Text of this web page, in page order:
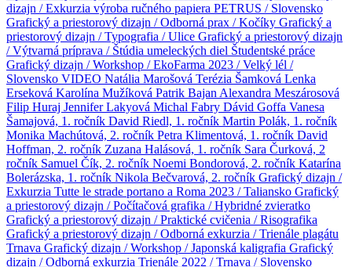
dizajn / Exkurzia výroba ručného papiera PETRUS / Slovensko
Grafický a priestorový dizajn / Odborná prax / Kočíky Grafický a
priestorový dizajn / Typografia / Ulice Grafický a priestorový dizajn
/ Výtvarná príprava / Štúdia umeleckých diel Študentské práce
Grafický dizajn / Workshop / EkoFarma 2023 / Velký lél /
Slovensko VIDEO Natália Marošová Terézia Šamková Lenka
Erseková Karolína Mužíková Patrik Bajan Alexandra Meszárosová
Filip Huraj Jennifer Lakyová Michal Fabry Dávid Goffa Vanesa
Šamajová, 1. ročník David Riedl, 1. ročník Martin Polák, 1. ročník
Monika Machútová, 2. ročník Petra Klimentová, 1. ročník David
Hoffman, 2. ročník Zuzana Halásová, 1. ročník Sara Čurková, 2
ročník Samuel Čík, 2. ročník Noemi Bondorová, 2. ročník Katarína
Bolerázska, 1. ročník Nikola Bečvarová, 2. ročník Grafický dizajn /
Exkurzia Tutte le strade portano a Roma 2023 / Taliansko Grafický
a priestorový dizajn / Počítačová grafika / Hybridné zvieratko
Grafický a priestorový dizajn / Praktické cvičenia / Risografika
Grafický a priestorový dizajn / Odborná exkurzia / Trienále plagátu
Trnava Grafický dizajn / Workshop / Japonská kaligrafia Grafický
dizajn / Odborná exkurzia Trienále 2022 / Trnava / Slovensko